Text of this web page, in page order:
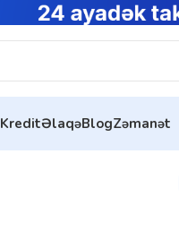
KreditƏlaqəBlogZəmanət